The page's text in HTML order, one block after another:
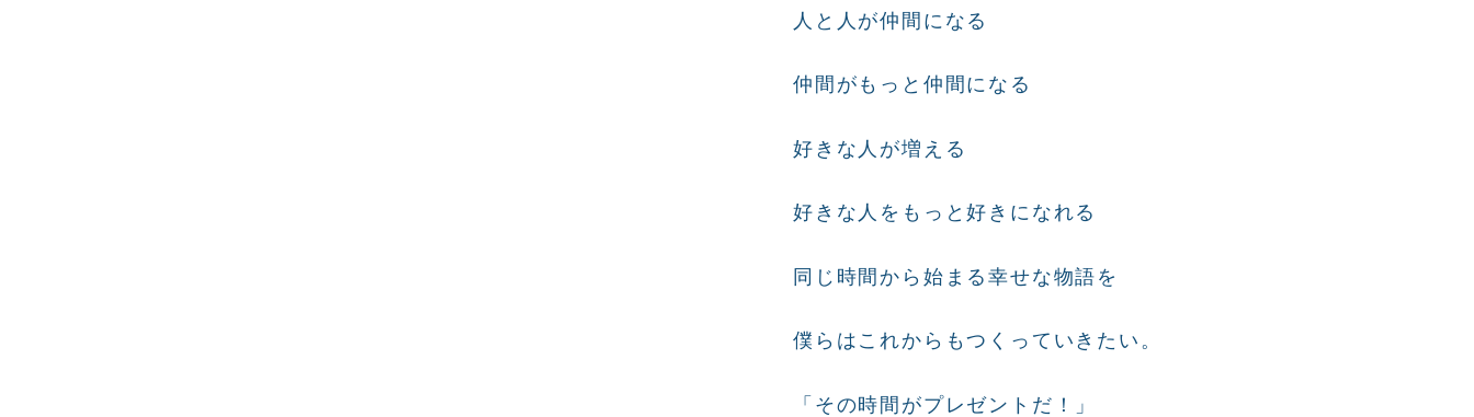
人と人が仲間になる
仲間がもっと仲間になる
好きな人が増える
好きな人をもっと好きになれる
同じ時間から始まる幸せな物語を
僕らはこれからもつくっていきたい。
「その時間がプレゼントだ！」